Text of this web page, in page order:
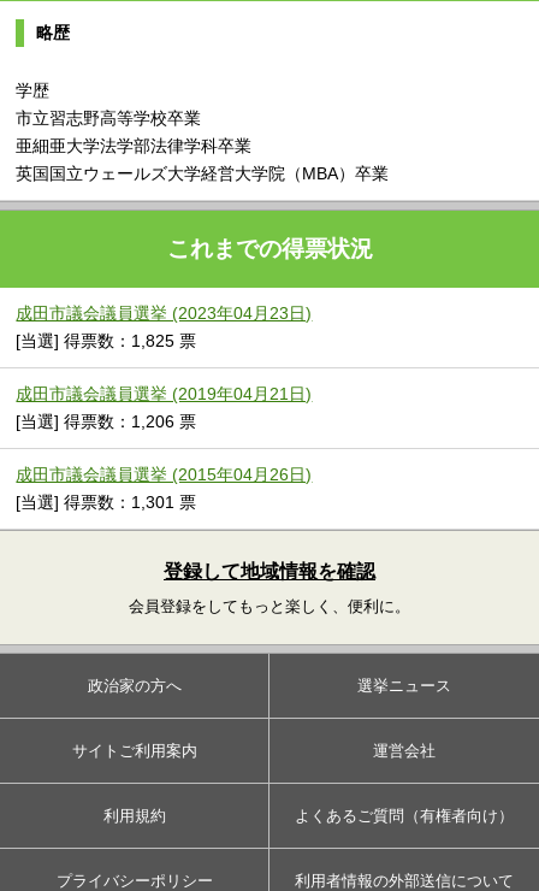
略歴
学歴
市立習志野高等学校卒業
亜細亜大学法学部法律学科卒業
英国国立ウェールズ大学経営大学院（MBA）卒業
これまでの得票状況
成田市議会議員選挙 (2023年04月23日)
[当選] 得票数：1,825 票
成田市議会議員選挙 (2019年04月21日)
[当選] 得票数：1,206 票
成田市議会議員選挙 (2015年04月26日)
[当選] 得票数：1,301 票
登録して地域情報を確認
会員登録をしてもっと楽しく、便利に。
政治家の方へ 選挙ニュース
サイトご利用案内 運営会社
利用規約 よくあるご質問（有権者向け）
プライバシーポリシー 利用者情報の外部送信について